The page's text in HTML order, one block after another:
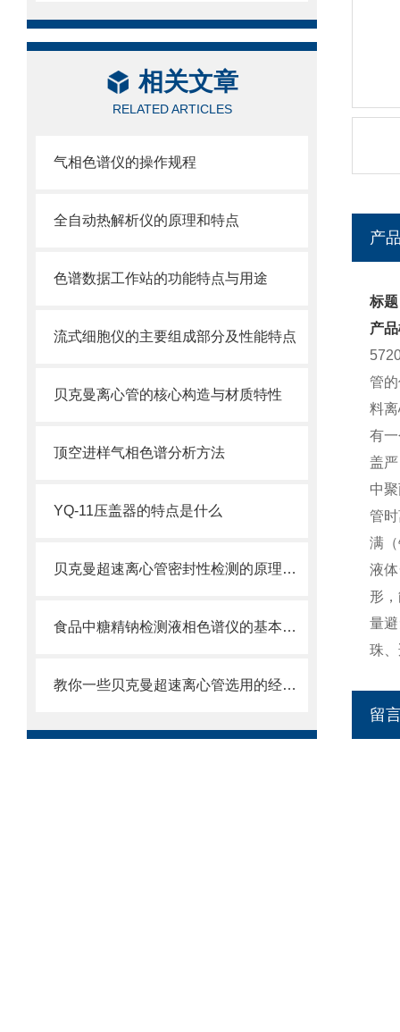
相关文章
RELATED ARTICLES
气相色谱仪的操作规程
全自动热解析仪的原理和特点
色谱数据工作站的功能特点与用途
流式细胞仪的主要组成部分及性能特点
贝克曼离心管的核心构造与材质特性
顶空进样气相色谱分析方法
YQ-11压盖器的特点是什么
贝克曼超速离心管密封性检测的原理及方法是什么
食品中糖精钠检测液相色谱仪的基本功能
教你一些贝克曼超速离心管选用的经验技巧
产
标
产
管
料
有
盖
中
管
满
液
形
量
珠
留